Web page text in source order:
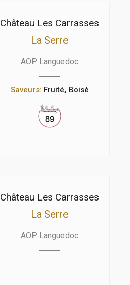
Château Les Carrasses
La Serre
AOP Languedoc
Saveurs: Fruité, Boisé
Château Les Carrasses
La Serre
AOP Languedoc